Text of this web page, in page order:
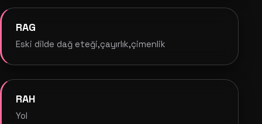
RAG
Eski dilde dağ eteği,çayırlık,çimenlik
RAH
Yol